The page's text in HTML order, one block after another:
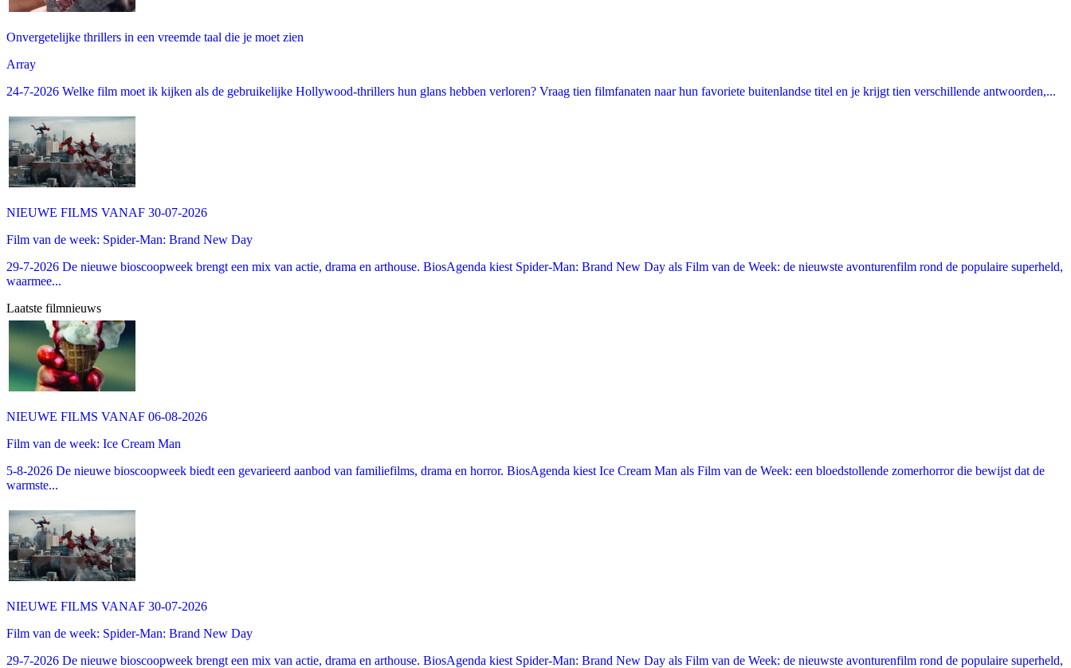
Onvergetelijke thrillers in een vreemde taal die je moet zien
Array
24-7-2026 Welke film moet ik kijken als de gebruikelijke Hollywood-thrillers hun glans hebben verloren? Vraag tien filmfanaten naar hun favoriete buitenlandse titel en je krijgt tien verschillende antwoorden,...
NIEUWE FILMS VANAF 30-07-2026
Film van de week: Spider-Man: Brand New Day
29-7-2026 De nieuwe bioscoopweek brengt een mix van actie, drama en arthouse. BiosAgenda kiest Spider-Man: Brand New Day als Film van de Week: de nieuwste avonturenfilm rond de populaire superheld,
waarmee...
Laatste filmnieuws
NIEUWE FILMS VANAF 06-08-2026
Film van de week: Ice Cream Man
5-8-2026 De nieuwe bioscoopweek biedt een gevarieerd aanbod van familiefilms, drama en horror. BiosAgenda kiest Ice Cream Man als Film van de Week: een bloedstollende zomerhorror die bewijst dat de
warmste...
NIEUWE FILMS VANAF 30-07-2026
Film van de week: Spider-Man: Brand New Day
29-7-2026 De nieuwe bioscoopweek brengt een mix van actie, drama en arthouse. BiosAgenda kiest Spider-Man: Brand New Day als Film van de Week: de nieuwste avonturenfilm rond de populaire superheld,